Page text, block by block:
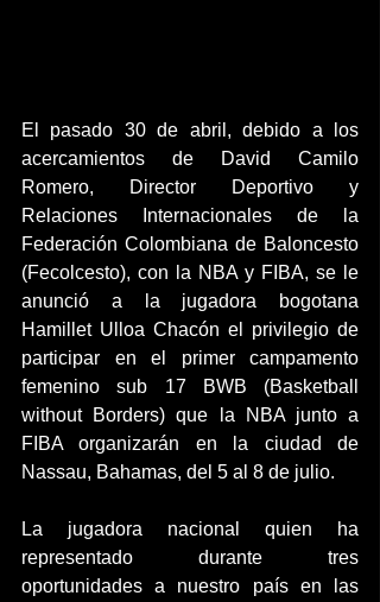
El pasado 30 de abril, debido a los
acercamientos de David Camilo
Romero, Director Deportivo y
Relaciones Internacionales de la
Federación Colombiana de Baloncesto
(Fecolcesto), con la NBA y FIBA, se le
anunció a la jugadora bogotana
Hamillet Ulloa Chacón el privilegio de
participar en el primer campamento
femenino sub 17 BWB (Basketball
without Borders) que la NBA junto a
FIBA organizarán en la ciudad de
Nassau, Bahamas, del 5 al 8 de julio.
La jugadora nacional quien ha
representado durante tres
oportunidades a nuestro país en las